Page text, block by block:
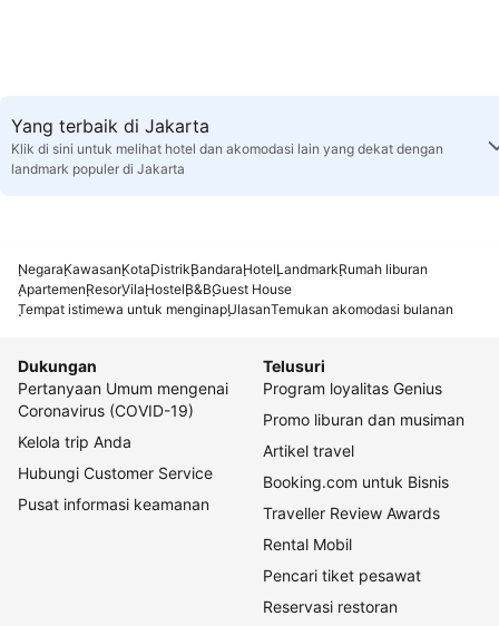
Yang terbaik di Jakarta
Klik di sini untuk melihat hotel dan akomodasi lain yang dekat dengan
landmark populer di Jakarta
NegaraKawasanKotaDistrikBandaraHotelLandmarkRumah liburan
ApartemenResorVilaHostelB&BGuest House
Tempat istimewa untuk menginapUlasanTemukan akomodasi bulanan
Dukungan
Pertanyaan Umum mengenai
Coronavirus (COVID-19)
Kelola trip Anda
Hubungi Customer Service
Pusat informasi keamanan
Telusuri
Program loyalitas Genius
Promo liburan dan musiman
Artikel travel
Booking.com untuk Bisnis
Traveller Review Awards
Rental Mobil
Pencari tiket pesawat
Reservasi restoran